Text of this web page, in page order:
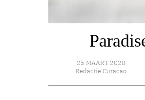
25 MAART 2020
Redactie Curacao